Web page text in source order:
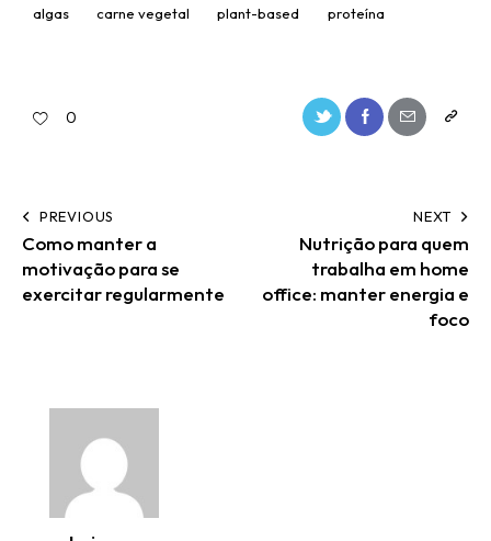
algas carne vegetal plant-based proteína
0
PREVIOUS
Como manter a
motivação para se
exercitar regularmente
NEXT
Nutrição para quem
trabalha em home
office: manter energia e
foco